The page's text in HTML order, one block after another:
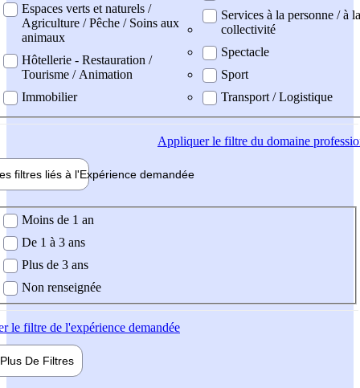
Espaces verts et naturels /
Agriculture / Pêche / Soins aux
animaux
Hôtellerie - Restauration /
Tourisme / Animation
Immobilier
Services à la personne / à la
collectivité
Spectacle
Sport
Transport / Logistique
Appliquerle filtre du domaine
filtres liés à l'Expérience demandée
demandée
Moins de 1 an
De 1 à 3 ans
Plus de 3 ans
Non renseignée
le filtre de l'expérience demandée
Plus De Filtres